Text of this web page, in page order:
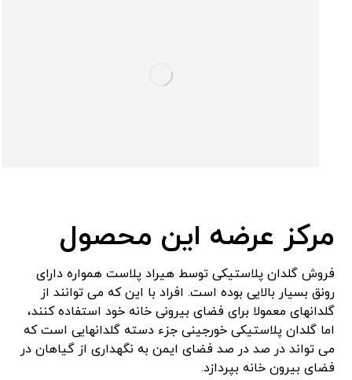
مرکز عرضه این محصول
فروش گلدان پلاستیکی توسط هیراد پلاست همواره دارای
رونق بسیار بالایی بوده است. افراد با این که می توانند از
گلدانهای معمولا برای فضای بیرونی خانه خود استفاده کنند،
اما گلدان پلاستیکی خورجینی جزء دسته گلدانهایی است که
می تواند در صد در صد فضای ایمن به نگهداری از گیاهان در
فضای بیرون خانه بپردازد.